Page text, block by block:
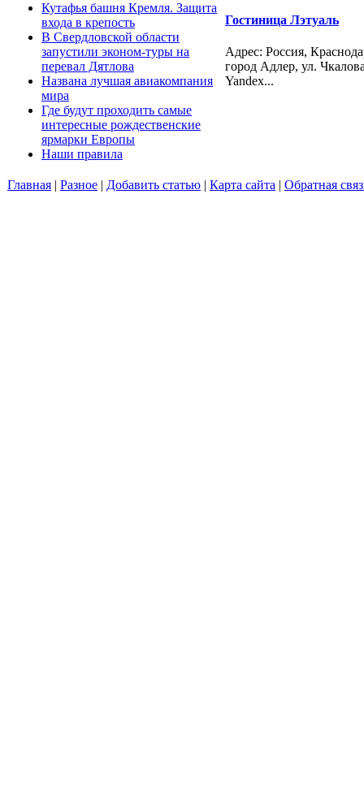
Кутафья башня Кремля. Защита
входа в крепость
В Свердловской области
запустили эконом-туры на
перевал Дятлова
Названа лучшая авиакомпания
мира
Где будут проходить самые
интересные рождественские
ярмарки Европы
Наши правила
Гостиница Лэтуаль
Адрес: Россия,
город Адлер, ул.
Yandex...
Главная | Разное | Добавить статью | Карта сайта | Обратная